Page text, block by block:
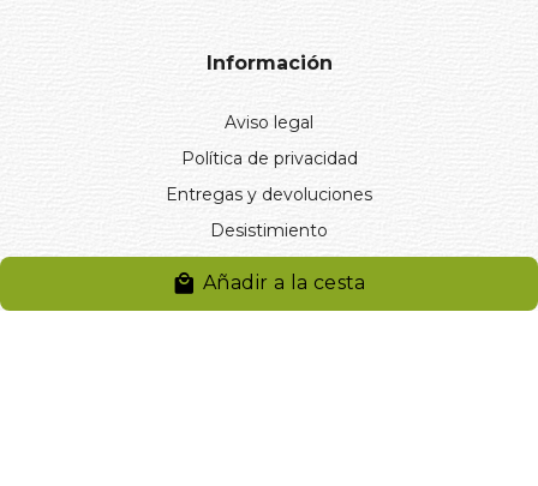
Añadir a la cesta
Información
Aviso legal
Política de privacidad
Entregas y devoluciones
Desistimiento